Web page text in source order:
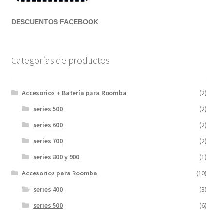
DESCUENTOS FACEBOOK
Categorías de productos
Accesorios + Batería para Roomba
(2)
series 500
(2)
series 600
(2)
series 700
(2)
series 800 y 900
(1)
Accesorios para Roomba
(10)
series 400
(3)
series 500
(6)